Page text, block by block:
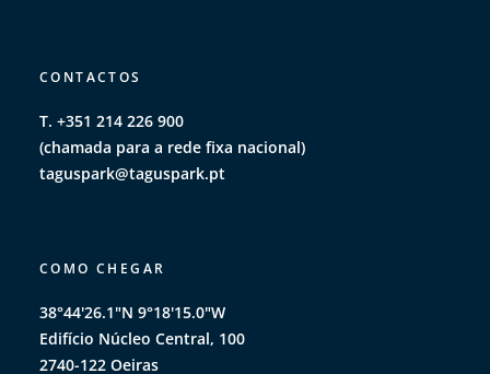
CONTACTOS
T. +351 214 226 900
(chamada para a rede fixa nacional)
taguspark@taguspark.pt
COMO CHEGAR
38°44'26.1"N 9°18'15.0"W
Edifício Núcleo Central, 100
2740-122 Oeiras